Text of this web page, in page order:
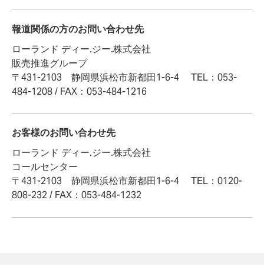
報道関係の方のお問い合わせ先
ローランド ディー.ジー.株式会社
販売推進グループ
〒431-2103 静岡県浜松市新都田1-6-4 TEL：053-
484-1208 / FAX：053-484-1216
お客様のお問い合わせ先
ローランド ディー.ジー.株式会社
コールセンター
〒431-2103 静岡県浜松市新都田1-6-4 TEL：0120-
808-232 / FAX：053-484-1232